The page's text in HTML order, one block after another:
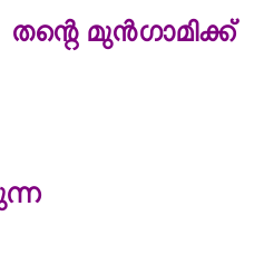
തന്റെ മുൻഗാമിക്ക്